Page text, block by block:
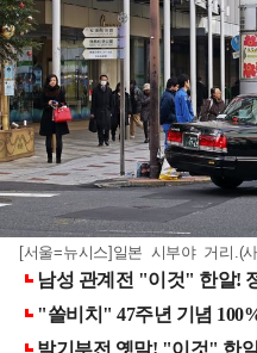
[서울=뉴시스]일본 시부야 거리.(